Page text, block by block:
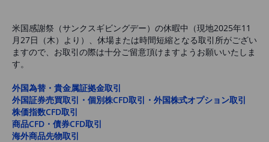
米国感謝祭（サンクスギビングデー）の休暇中（現地2025年11
月27日（木）より）、休場または時間短縮となる取引所がござい
ますので、お取引の際は十分ご留意頂けますようお願いいたしま
す。
外国為替・貴金属証拠金取引
外国証券売買取引・個別株CFD取引・外国株式オプション取引
株価指数CFD取引
商品CFD・債券CFD取引
海外商品先物取引